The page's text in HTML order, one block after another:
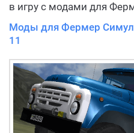
в игру с модами для
Моды для Фермер
11